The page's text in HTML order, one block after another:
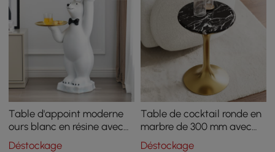
Table d'appoint moderne
ours blanc en résine avec
plateau en or
Déstockage
Table de cocktail ronde en
marbre de 300 mm avec
base dorée
Déstockage